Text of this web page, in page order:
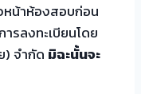
หน้าห้องสอบก่อน
รลงทะเบียนโดย
) จำกัด มิฉะนั้นจะ